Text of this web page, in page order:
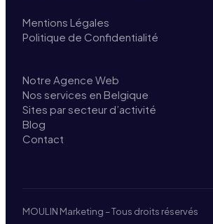
Mentions Légales
Politique de Confidentialité
Notre Agence Web
Nos services en Belgique
Sites par secteur d’activité
Blog
Contact
MOULIN Marketing – Tous droits réservés